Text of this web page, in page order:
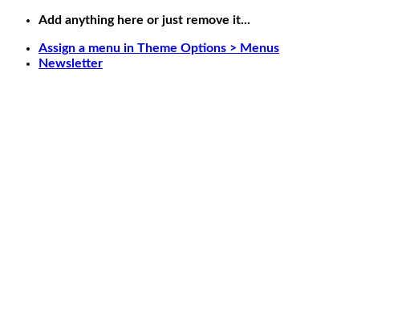
Skip
content
Add anything here or just remove it...
Assign a menu in Theme Options > Menus
Newsletter